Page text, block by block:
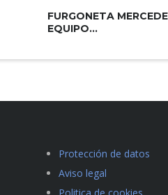
FURGONETA
EQUIPO...
Protección de datos
Aviso legal